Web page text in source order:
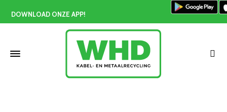
DOWNLOAD ONZE APP!